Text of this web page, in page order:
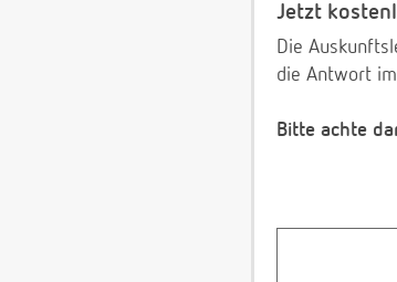
Jetzt
Die
die Antwort
Bitte achte